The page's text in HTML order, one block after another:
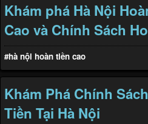
Khám phá Hà Nội
Cao và Chính Sách
#hà nội hoàn tiền cao
Khám Phá Chính
Tiền Tại Hà Nội